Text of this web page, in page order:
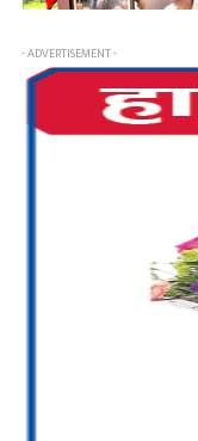
- ADVERTISEMENT -